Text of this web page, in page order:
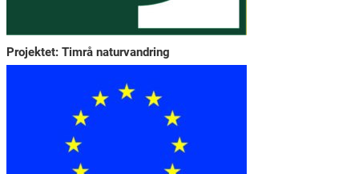
Projektet: Timrå naturvandring